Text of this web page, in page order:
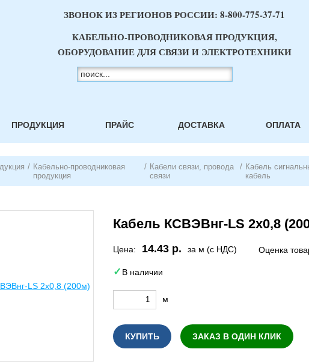
ЗВОНОК ИЗ РЕГИОНОВ РОССИИ: 8-800-775-37-71
КАБЕЛЬНО-ПРОВОДНИКОВАЯ ПРОДУКЦИЯ,
ОБОРУДОВАНИЕ ДЛЯ СВЯЗИ И ЭЛЕКТРОТЕХНИКИ
ПРОДУКЦИЯ ПРАЙС ДОСТАВКА ОПЛАТА
/ Кабельно-проводниковая
продукция
/ Кабели связи, провода
связи
/ Кабель
кабель
Кабель КСВЭВнг-LS 2х0,8
Цена: 14.43 р. за м (с НДС) Оценка
В наличии
м
КУПИТЬ ЗАКАЗ В ОДИН КЛИК